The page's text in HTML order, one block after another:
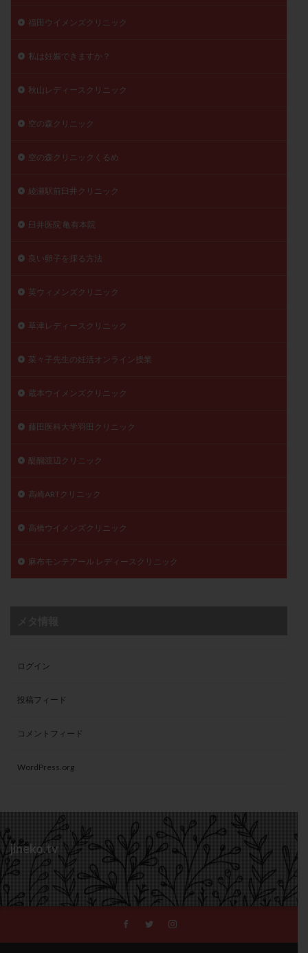
福田ウイメンズクリニック
私は妊娠できますか？
秋山レディースクリニック
空の森クリニック
空の森クリニックくるめ
綾瀬駅前臼井クリニック
臼井医院 亀有本院
良い卵子を採る方法
英ウィメンズクリニック
草津レディースクリニック
菜々子先生の妊活オンライン授業
蔵本ウイメンズクリニック
藤田医科大学羽田クリニック
醍醐渡辺クリニック
高崎ARTクリニック
高橋ウイメンズクリニック
麻布モンテアール レディースクリニック
ログイン
投稿フィード
コメントフィード
WordPress.org
jineko.tv